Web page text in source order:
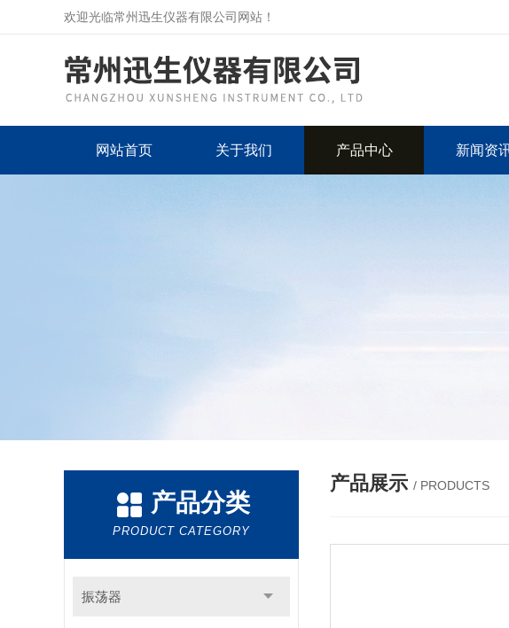
欢迎光临常州迅生仪器有限公司网站！
网站首页 关于我们 产品中心 新闻资
产品分类
PRODUCT CATEGORY
振荡器
产品展示 / PRODUCTS